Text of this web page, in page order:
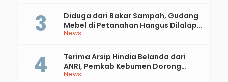
News
Diduga dari Bakar Sampah, Gudang
Mebel di Petanahan Hangus Dilalap
Api
News
Terima Arsip Hindia Belanda dari
ANRI, Pemkab Kebumen Dorong
Integrasi Sejarah, Geopark, dan